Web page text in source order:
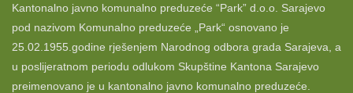
Kantonalno javno komunalno preduzeće “Park” d.o.o. Sarajevo
pod nazivom Komunalno preduzeće „Park“ osnovano je
25.02.1955.godine rješenjem Narodnog odbora grada Sarajeva, a
u poslijeratnom periodu odlukom Skupštine Kantona Sarajevo
preimenovano je u kantonalno javno komunalno preduzeće.